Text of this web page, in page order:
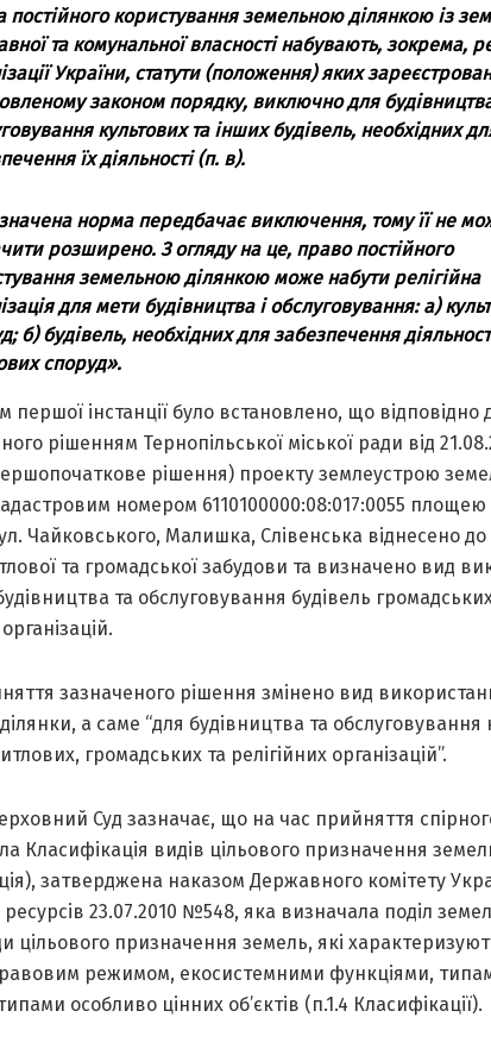
постійного користування земельною ділянкою із
та комунальної власності набувають, зокрема,
України, статути (положення) яких
законом порядку, виключно для
культових та інших будівель, необхідних
їх діяльності (п. в).
норма передбачає виключення, тому її не
розширено. З огляду на це, право постійного
земельною ділянкою може набути релігійна
для мети будівництва і обслуговування: а)
б) будівель, необхідних для забезпечення
споруд».
першої інстанції було встановлено, що відповідно
рішенням Тернопільської міської ради від
рішення) проекту землеустрою
номером 6110100000:08:017:0055 площею
Чайковського, Малишка, Слівенська віднесено до
та громадської забудови та визначено вид
та обслуговування будівель
зазначеного рішення змінено вид
а саме “для будівництва та обслуговування
громадських та релігійних організацій”.
Суд зазначає, що на час прийняття
Класифікація видів цільового призначення
затверджена наказом Державного комітету
23.07.2010 №548, яка визначала поділ
цільового призначення земель, які
режимом, екосистемними функціями,
особливо цінних об’єктів (п.1.4 Класифікації).